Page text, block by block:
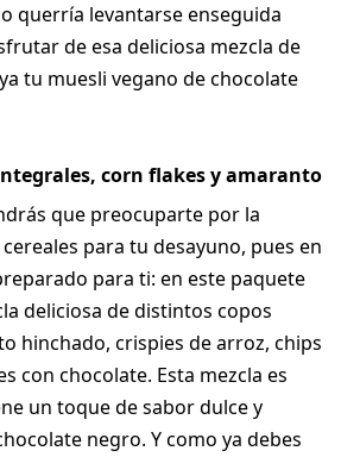
querría levantarse enseguida
de esa deliciosa mezcla de
tu muesli vegano de chocolate
corn flakes y amaranto
que preocuparte por la
para tu desayuno, pues en
para ti: en este paquete
deliciosa de distintos copos
hinchado, crispies de arroz, chips
con chocolate. Esta mezcla es
un toque de sabor dulce y
negro. Y como ya debes